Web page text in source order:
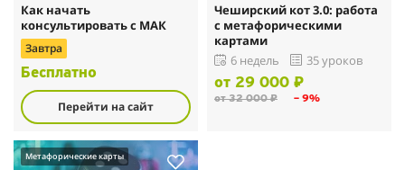
Как начать
консультировать с МАК
Завтра
Бесплатно
Перейти на сайт
Чеширский кот 3.0: работа
с метафорическими
картами
6 недель 35 уроков
от 29 000 ₽
от 32 000 ₽ – 9%
Метафорические карты